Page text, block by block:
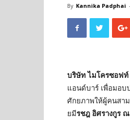
By Kannika Padphai -
บริษัท ไมโครซอฟท์
แอนด์บาร์ เพื่อมอบ
ศักยภาพให้ผู้คนสา
ยมีรชฎ อิศรางกูร